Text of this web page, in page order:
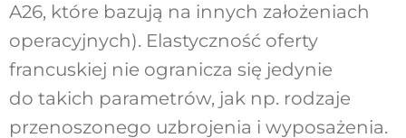
A26, które bazują na innych założeniach
operacyjnych). Elastyczność oferty
francuskiej nie ogranicza się jedynie
do takich parametrów, jak np. rodzaje
przenoszonego uzbrojenia i wyposażenia.